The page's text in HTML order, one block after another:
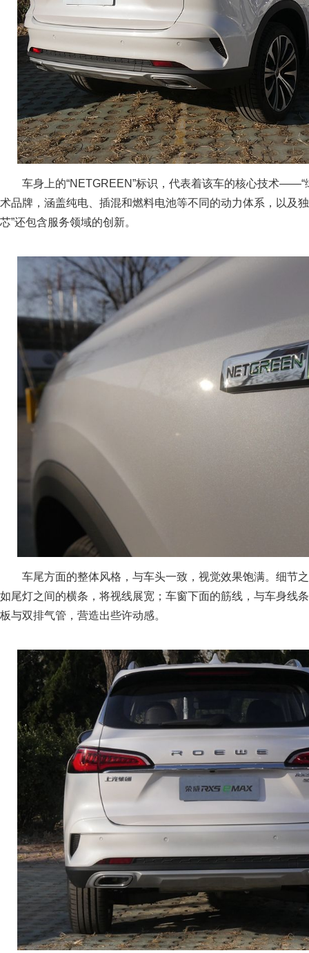
车身上的“NETGREEN”标识，代表着该车的核心技术——“
术品牌，涵盖纯电、插混和燃料电池等不同的动力体系，以及
芯”还包含服务领域的创新。
车尾方面的整体风格，与车头一致，视觉效果饱满。细节之
如尾灯之间的横条，将视线展宽；车窗下面的筋线，与车身线
板与双排气管，营造出些许动感。